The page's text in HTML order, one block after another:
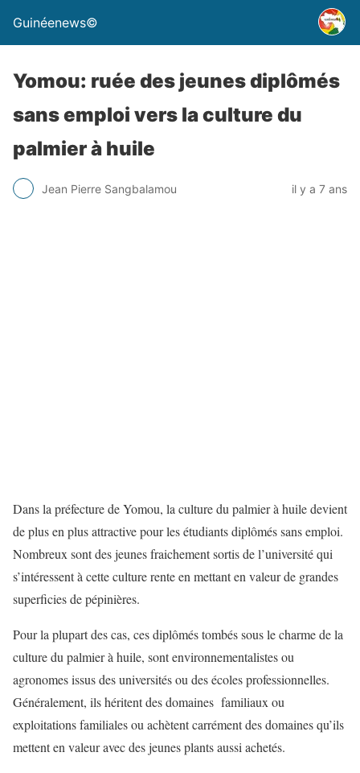
Guinéenews©
Yomou: ruée des jeunes diplômés
sans emploi vers la culture du
palmier à huile
Jean Pierre Sangbalamou il y a 7 ans
Dans la préfecture de Yomou, la culture du palmier à huile devient
de plus en plus attractive pour les étudiants diplômés sans emploi.
Nombreux sont des jeunes fraichement sortis de l’université qui
s’intéressent à cette culture rente en mettant en valeur de grandes
superficies de pépinières.
Pour la plupart des cas, ces diplômés tombés sous le charme de la
culture du palmier à huile, sont environnementalistes ou
agronomes issus des universités ou des écoles professionnelles.
Généralement, ils héritent des domaines familiaux ou
exploitations familiales ou achètent carrément des domaines qu’ils
mettent en valeur avec des jeunes plants aussi achetés.